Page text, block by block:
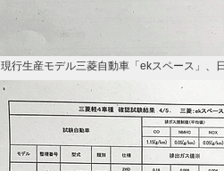
現行生産モデル三菱自動車「ekスペース」、